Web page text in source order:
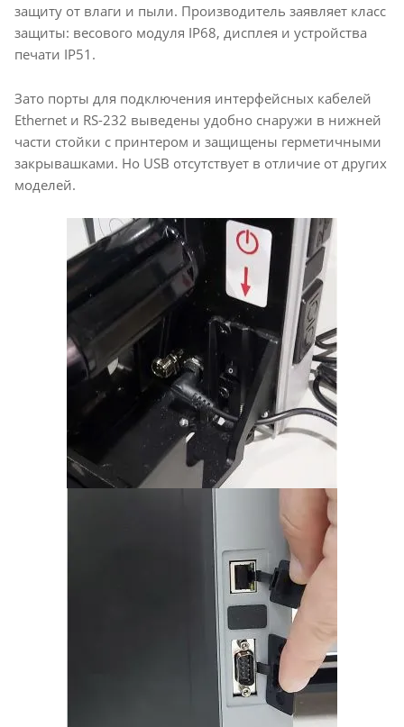
защиту от влаги и пыли. Производитель заявляет класс
защиты: весового модуля IP68, дисплея и устройства
печати IP51.
Зато порты для подключения интерфейсных кабелей
Ethernet и RS-232 выведены удобно снаружи в нижней
части стойки с принтером и защищены герметичными
закрывашками. Но USB отсутствует в отличие от других
моделей.